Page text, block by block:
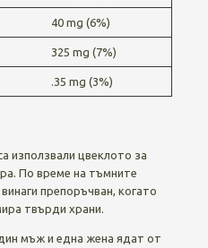
40 mg (6%)
325 mg (7%)
.35 mg (3%)
цвеклото за
По време на тъмните
препоръчван, когато
твърди храни.
мъж и една жена ядат от